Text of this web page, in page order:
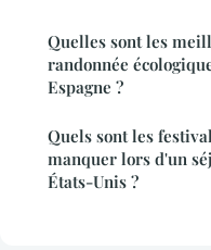
Quelles sont les
randonnée
Espagne ?
Quels sont les
manquer lors d'un
États-Unis ?